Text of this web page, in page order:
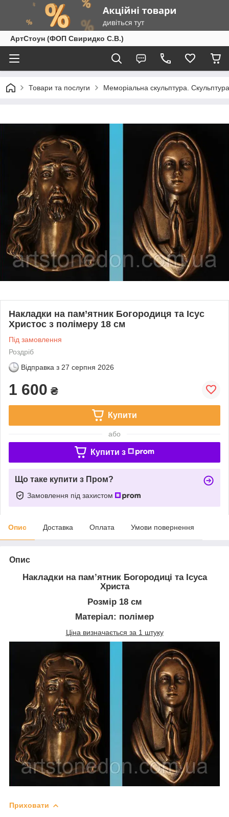
АртСтоун (ФОП Свиридко С.В.)
Товари та послуги Меморіальна скульптура.
Накладки на пам’ятник Богородиця та Ісус
Христос з полімеру 18 см
Під замовлення
Роздріб
Відправка з 27 серпня 2026
1 600 ₴
Купити
або
Купити з
Що таке купити з Пром?
Замовлення під захистом
Опис Доставка Оплата Умови повернення
Опис
Накладки на пам’ятник Богородиці та Ісуса
Христа
Розмір 18 см
Матеріал: полімер
Ціна визначається за 1 штуку
Приховати